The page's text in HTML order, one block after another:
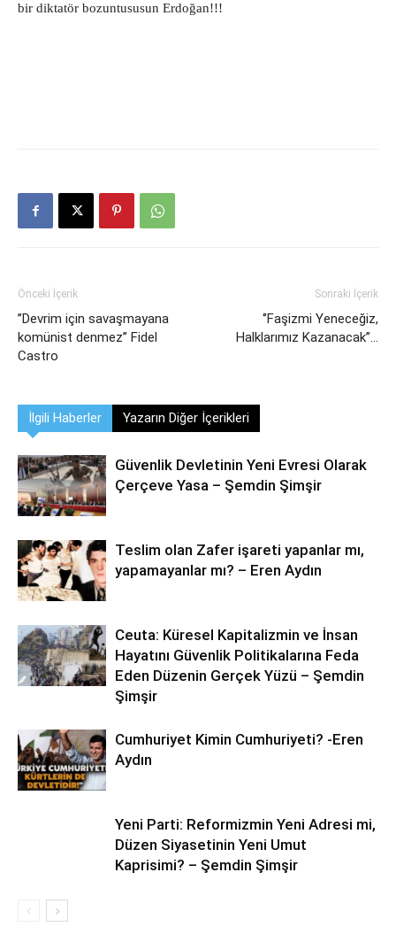
bir diktatör bozuntususun Erdoğan!!!
Önceki İçerik
’’Devrim için savaşmayana
komünist denmez’’ Fidel
Castro
Sonraki İçerik
‘’Faşizmi Yeneceğiz,
Halklarımız Kazanacak’’…
İlgili Haberler Yazarın Diğer İçerikleri
Güvenlik Devletinin Yeni Evresi Olarak
Çerçeve Yasa – Şemdin Şimşir
Teslim olan Zafer işareti yapanlar mı,
yapamayanlar mı? – Eren Aydın
Ceuta: Küresel Kapitalizmin ve İnsan
Hayatını Güvenlik Politikalarına Feda
Eden Düzenin Gerçek Yüzü – Şemdin
Şimşir
Cumhuriyet Kimin Cumhuriyeti? -Eren
Aydın
Yeni Parti: Reformizmin Yeni Adresi mi,
Düzen Siyasetinin Yeni Umut
Kaprisimi? – Şemdin Şimşir